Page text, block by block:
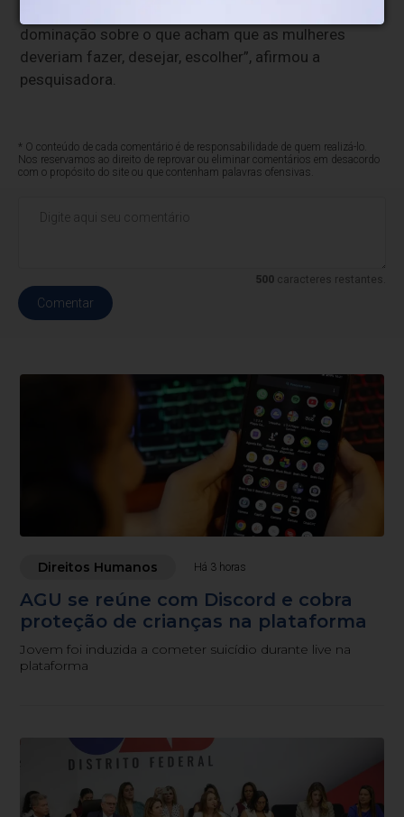
dominação sobre o que acham que as mulheres
deveriam fazer, desejar, escolher”, afirmou a
pesquisadora.
* O conteúdo de cada comentário é de responsabilidade de quem realizá-lo.
Nos reservamos ao direito de reprovar ou eliminar comentários em desacordo
com o propósito do site ou que contenham palavras ofensivas.
500caracteres restantes.
Comentar
Direitos Humanos Há 3 horas
AGU se reúne com Discord e cobra
proteção de crianças na plataforma
Jovem foi induzida a cometer suicídio durante live na
plataforma